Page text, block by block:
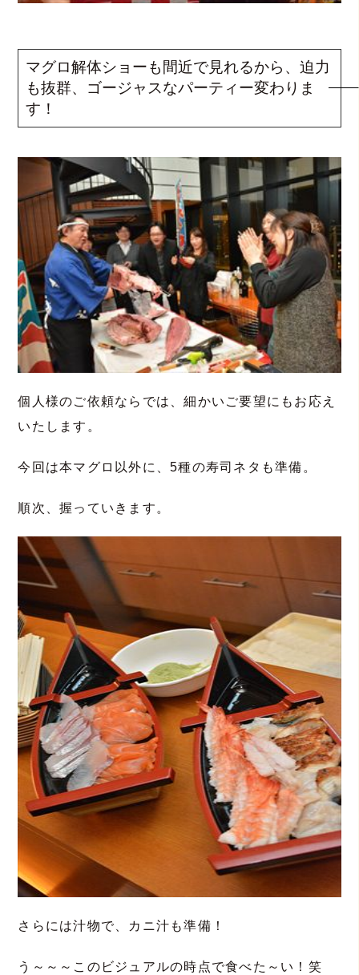
マグロ解体ショーも間近で見れるから、迫力
も抜群、ゴージャスなパーティー変わりま
す！
個人様のご依頼ならでは、細かいご要望にもお応え
いたします。
今回は本マグロ以外に、5種の寿司ネタも準備。
順次、握っていきます。
さらには汁物で、カニ汁も準備！
う～～～このビジュアルの時点で食べた～い！笑